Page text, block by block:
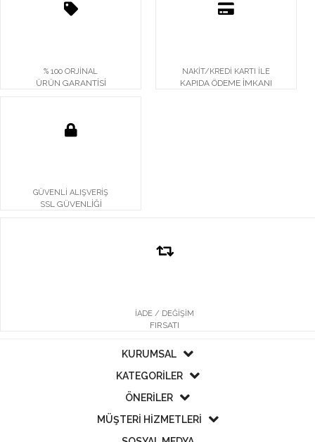
% 100 ORJİNAL
ÜRÜN GARANTİSİ
NAKİT/KREDİ KARTI İLE
KAPIDA ÖDEME İMKANI
GÜVENLİ ALIŞVERİŞ
SSL GÜVENLİĞİ
İADE / DEĞİŞİM
FIRSATI
KURUMSAL
KATEGORİLER
ÖNERİLER
MÜŞTERİ HİZMETLERİ